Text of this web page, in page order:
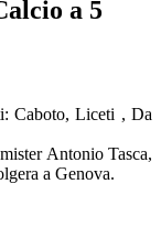
a 5
Caboto, Liceti , Da
Antonio Tasca,
a Genova.